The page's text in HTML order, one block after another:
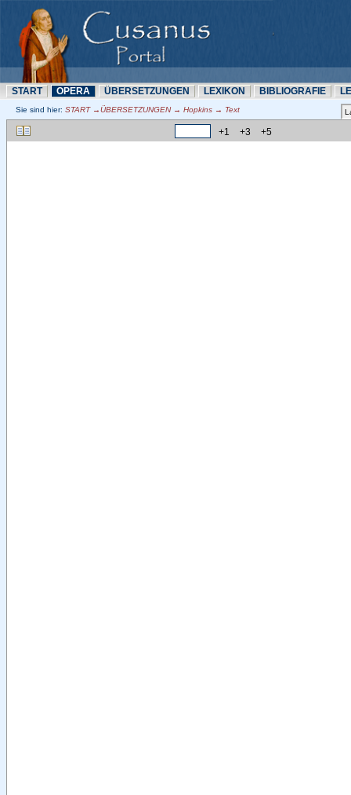
START OPERA ÜBERSETZUNN LEXIKON BIBLIOGRAFIE
Sie sind hier: START →ÜBERSETZUNN → Hopkins → Text
+1 +3 +5